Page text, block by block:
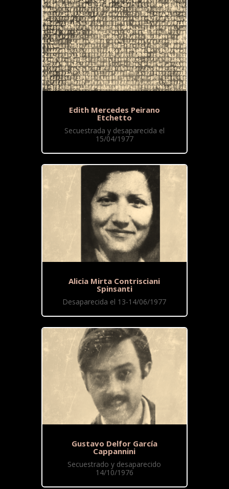
Edith Mercedes Peirano
Etchetto
Secuestrada y desaparecida el
15/04/1977
Alicia Mirta Contrisciani
Spinsanti
Desaparecida el 13-14/06/1977
Gustavo Delfor García
Cappannini
Secuestrado y desaparecido
14/10/1976